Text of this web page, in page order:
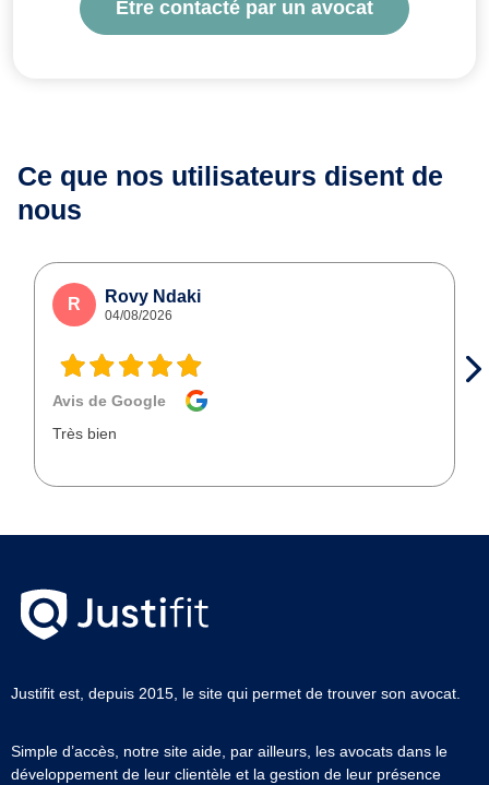
Être contacté par un avocat
Ce que nos utilisateurs disent de
nous
R Rovy Ndaki
04/08/2026
Avis de Google
Très bien
Justifit est, depuis 2015, le site qui permet de trouver son avocat.
Simple d’accès, notre site aide, par ailleurs, les avocats dans le
développement de leur clientèle et la gestion de leur présence